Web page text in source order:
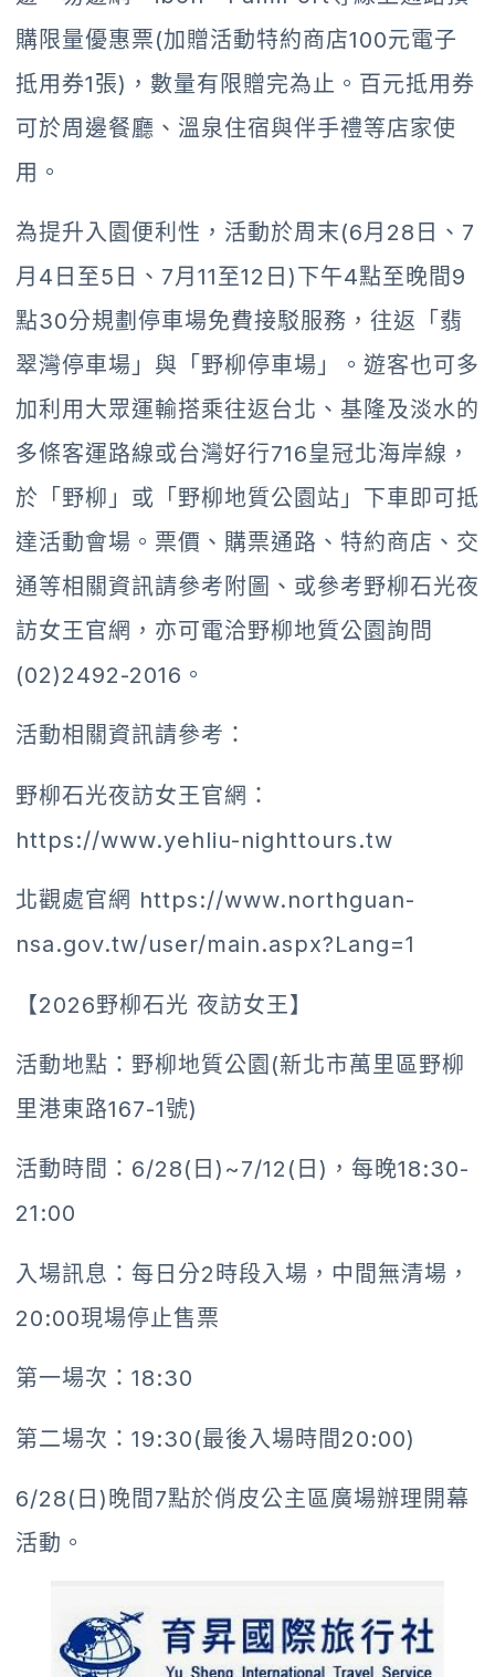
購限量優惠票(加贈活動特約商店100元電子
抵用券1張)，數量有限贈完為止。百元抵用券
可於周邊餐廳、溫泉住宿與伴手禮等店家使
用。
為提升入園便利性，活動於周末(6月28日、7
月4日至5日、7月11至12日)下午4點至晚間9
點30分規劃停車場免費接駁服務，往返「翡
翠灣停車場」與「野柳停車場」。遊客也可多
加利用大眾運輸搭乘往返台北、基隆及淡水的
多條客運路線或台灣好行716皇冠北海岸線，
於「野柳」或「野柳地質公園站」下車即可抵
達活動會場。票價、購票通路、特約商店、交
通等相關資訊請參考附圖、或參考野柳石光夜
訪女王官網，亦可電洽野柳地質公園詢問
(02)2492-2016。
活動相關資訊請參考：
野柳石光夜訪女王官網：
https://www.yehliu-nighttours.tw
北觀處官網 https://www.northguan-
nsa.gov.tw/user/main.aspx?Lang=1
【2026野柳石光 夜訪女王】
活動地點：野柳地質公園(新北市萬里區野柳
里港東路167-1號)
活動時間：6/28(日)~7/12(日)，每晚18:30-
21:00
入場訊息：每日分2時段入場，中間無清場，
20:00現場停止售票
第一場次：18:30
第二場次：19:30(最後入場時間20:00)
6/28(日)晚間7點於俏皮公主區廣場辦理開幕
活動。